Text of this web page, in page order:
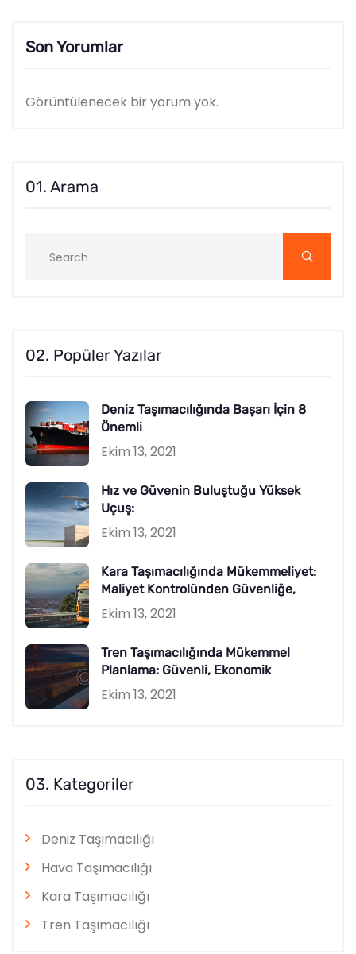
Son Yorumlar
Görüntülenecek bir yorum yok.
01. Arama
02. Popüler Yazılar
Deniz Taşımacılığında Başarı İçin 8
Önemli
Ekim 13, 2021
Hız ve Güvenin Buluştuğu Yüksek
Uçuş:
Ekim 13, 2021
Kara Taşımacılığında Mükemmeliyet:
Maliyet Kontrolünden Güvenliğe,
Ekim 13, 2021
Tren Taşımacılığında Mükemmel
Planlama: Güvenli, Ekonomik
Ekim 13, 2021
03. Kategoriler
Deniz Taşımacılığı
Hava Taşımacılığı
Kara Taşımacılığı
Tren Taşımacılığı